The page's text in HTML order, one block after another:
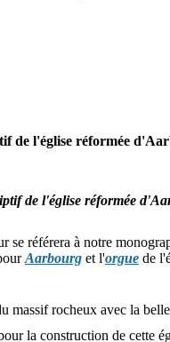
de l'église réformée
de l'église réformée
se référera à notre
Aarbourg et l'orgue de
massif rocheux avec la
la construction de cette